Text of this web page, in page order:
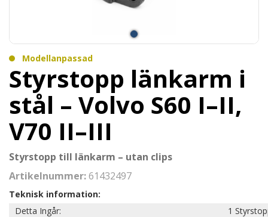
Modellanpassad
Styrstopp länkarm i
stål – Volvo S60 I–II,
V70 II–III
Styrstopp till länkarm – utan clips
Artikelnummer:61432497
Teknisk information:
Detta Ingår:
1